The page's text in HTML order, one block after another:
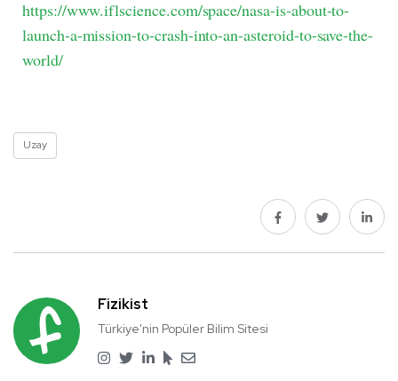
https://www.iflscience.com/space/nasa-is-about-to-
launch-a-mission-to-crash-into-an-asteroid-to-save-the-
world/
Uzay
Fizikist
Türkiye'nin Popüler Bilim Sitesi